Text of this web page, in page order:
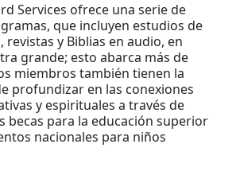
Services ofrece una serie de
que incluyen estudios de
revistas y Biblias en audio, en
grande; esto abarca más de
miembros también tienen la
profundizar en las conexiones
y espirituales a través de
becas para la educación superior
nacionales para niños